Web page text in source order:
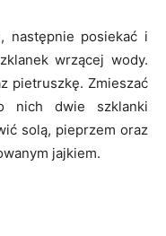
następnie posiekać i
wrzącej wody.
pietruszkę. Zmieszać
nich dwie szklanki
solą, pieprzem oraz
jajkiem.